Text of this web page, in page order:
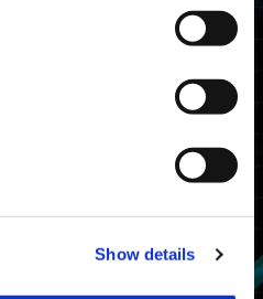
Show details
3:00 a.m. UTC - 12
agradece tu interés y